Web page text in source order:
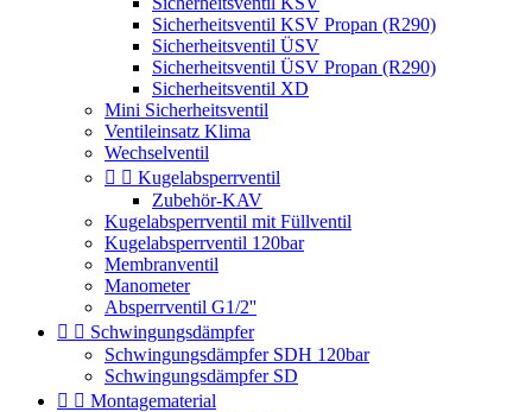
Sicherheitsventil KSV Propan (R290)
Sicherheitsventil ÜSV
Sicherheitsventil ÜSV Propan (R290)
Sicherheitsventil XD
Mini Sicherheitsventil
Ventileinsatz Klima
Wechselventil
  Kugelabsperrventil
Zubehör-KAV
Kugelabsperrventil mit Füllventil
Kugelabsperrventil 120bar
Membranventil
Manometer
Absperrventil G1/2''
  Schwingungsdämpfer
Schwingungsdämpfer SDH 120bar
Schwingungsdämpfer SD
  Montagematerial